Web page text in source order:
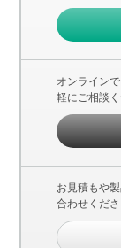
オンライン
軽にご相談
お見積もや
合わせくだ